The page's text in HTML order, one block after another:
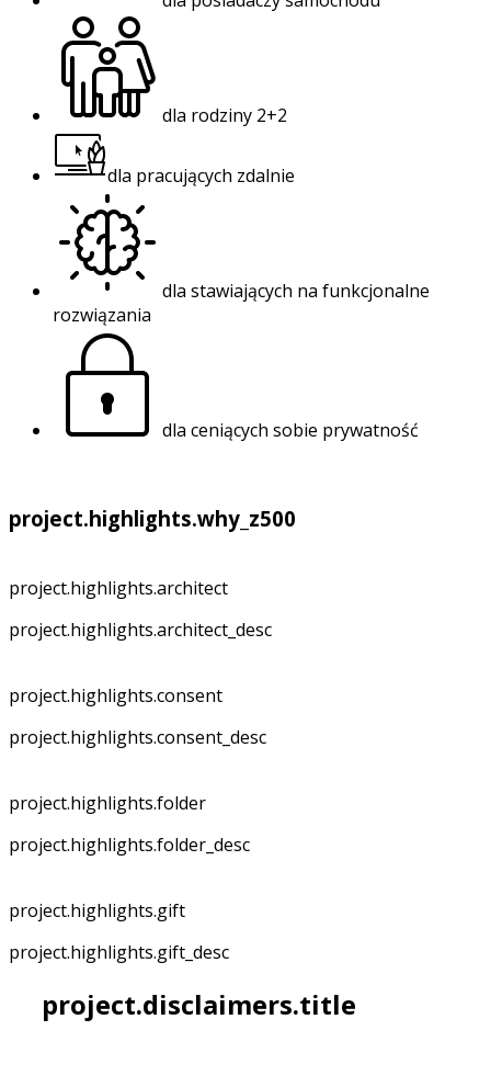
dla rodziny 2+2
dla pracujących zdalnie
dla stawiających na funkcjonalne
rozwiązania
dla ceniących sobie prywatność
project.highlights.why_z500
project.highlights.architect
project.highlights.architect_desc
project.highlights.consent
project.highlights.consent_desc
project.highlights.folder
project.highlights.folder_desc
project.highlights.gift
project.highlights.gift_desc
project.disclaimers.title